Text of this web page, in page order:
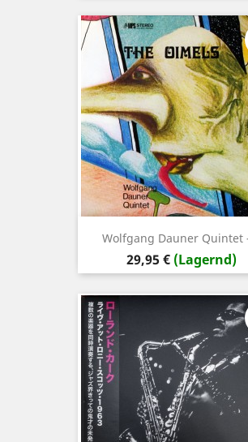
Wolfgang Dauner Quintet
Preis
29,95 € (Lagernd)